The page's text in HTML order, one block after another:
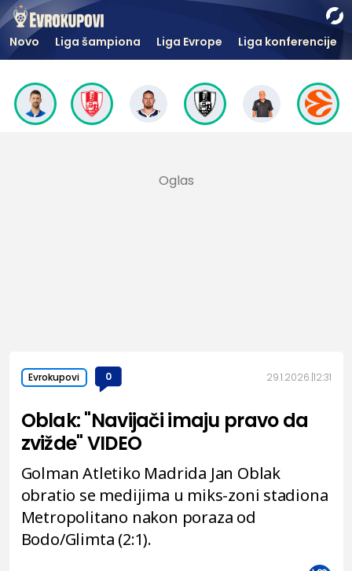
Novo Liga šampiona Liga Evrope Liga konferencije
Evrokupovi 0 29.1.2026. 12:31
Oblak: "Navijači imaju pravo da
zvižde" VIDEO
Golman Atletiko Madrida Jan Oblak
obratio se medijima u miks-zoni stadiona
Metropolitano nakon poraza od
Bodo/Glimta (2:1).